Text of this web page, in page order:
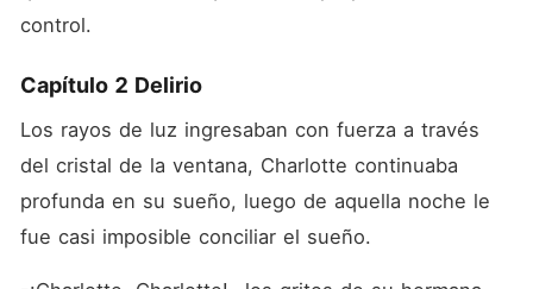
control.
Capítulo 2 Delirio
Los rayos de luz ingresaban con fuerza a través
del cristal de la ventana, Charlotte continuaba
profunda en su sueño, luego de aquella noche le
fue casi imposible conciliar el sueño.